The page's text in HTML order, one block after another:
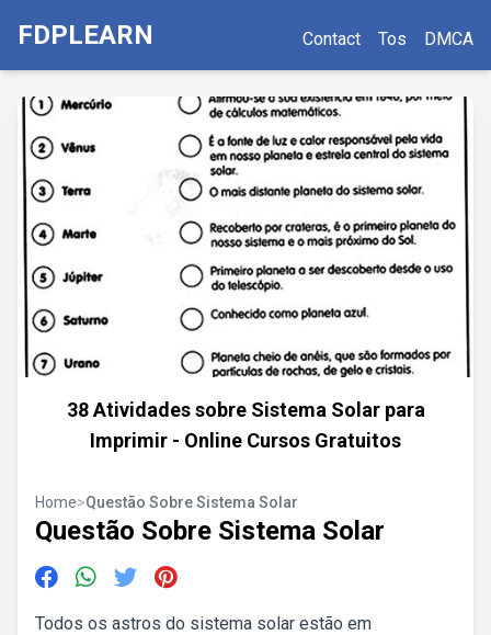
FDPLEARN Contact Tos DMCA
38 Atividades sobre Sistema Solar para
Imprimir - Online Cursos Gratuitos
Home>Questão Sobre Sistema Solar
Questão Sobre Sistema Solar
Todos os astros do sistema solar estão em